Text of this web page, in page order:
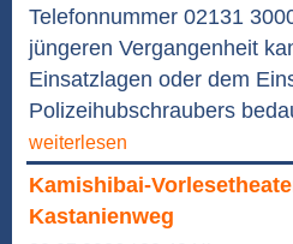
Telefonnummer 02131
jüngeren Vergangenheit
Einsatzlagen oder dem
Polizeihubschraubers
weiterlesen
Kamishibai-
Kastanienweg